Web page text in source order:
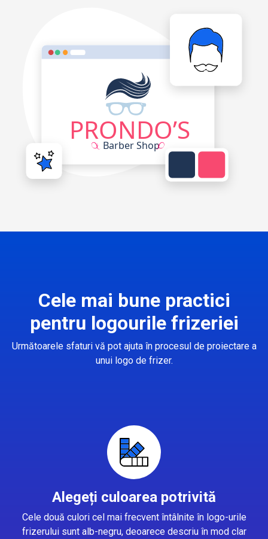
Cele mai bune practici
pentru logourile frizeriei
Următoarele sfaturi vă pot ajuta în procesul de proiectare a
unui logo de frizer.
Alegeți culoarea potrivită
Cele două culori cel mai frecvent întâlnite în logo-urile
frizerului sunt alb-negru, deoarece descriu în mod clar